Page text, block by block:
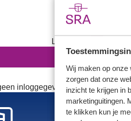
Wij maken op onze
zorgen dat onze
inzicht te krijgen in
marketinguitingen.
te klikken kun je
Inloggen
Log in om verder te
Inloggen
inloggegevens? Kies hieronder